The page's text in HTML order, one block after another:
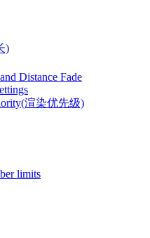
)
Distance Fade
渲染优先级)
limits